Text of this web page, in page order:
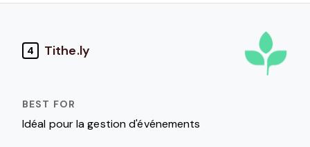
4 Tithe.ly
Idéal pour la gestion d'événements